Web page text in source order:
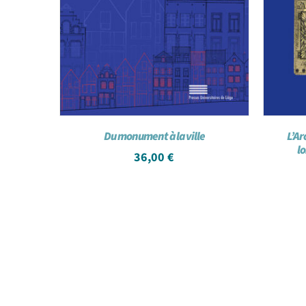
Du monument à la ville
36,00€